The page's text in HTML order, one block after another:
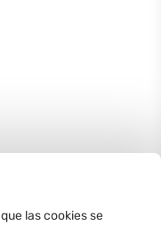
las cookies se